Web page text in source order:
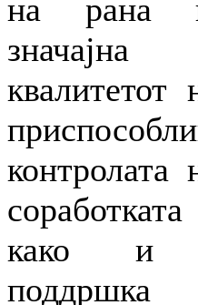
на рана
квалитетот
како и